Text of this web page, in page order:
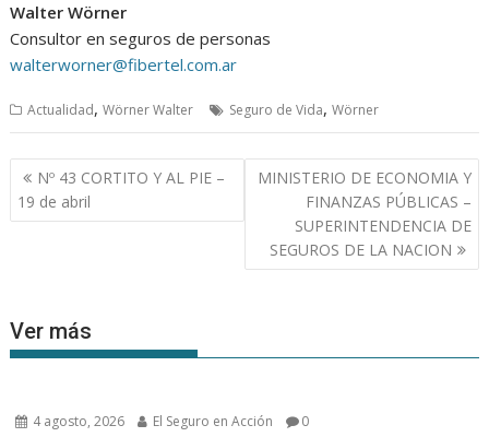
Walter Wörner
Consultor en seguros de personas
walterworner@fibertel.com.ar
Actualidad,Wörner Walter Seguro de Vida,Wörner
Navegación
de
entradas
Nº 43 CORTITO Y AL PIE –
19 de abril
MINISTERIO DE ECONOMIA Y
FINANZAS PÚBLICAS –
SUPERINTENDENCIA DE
SEGUROS DE LA NACION
Ver más
4 agosto, 2026 El Seguro en Acción 0